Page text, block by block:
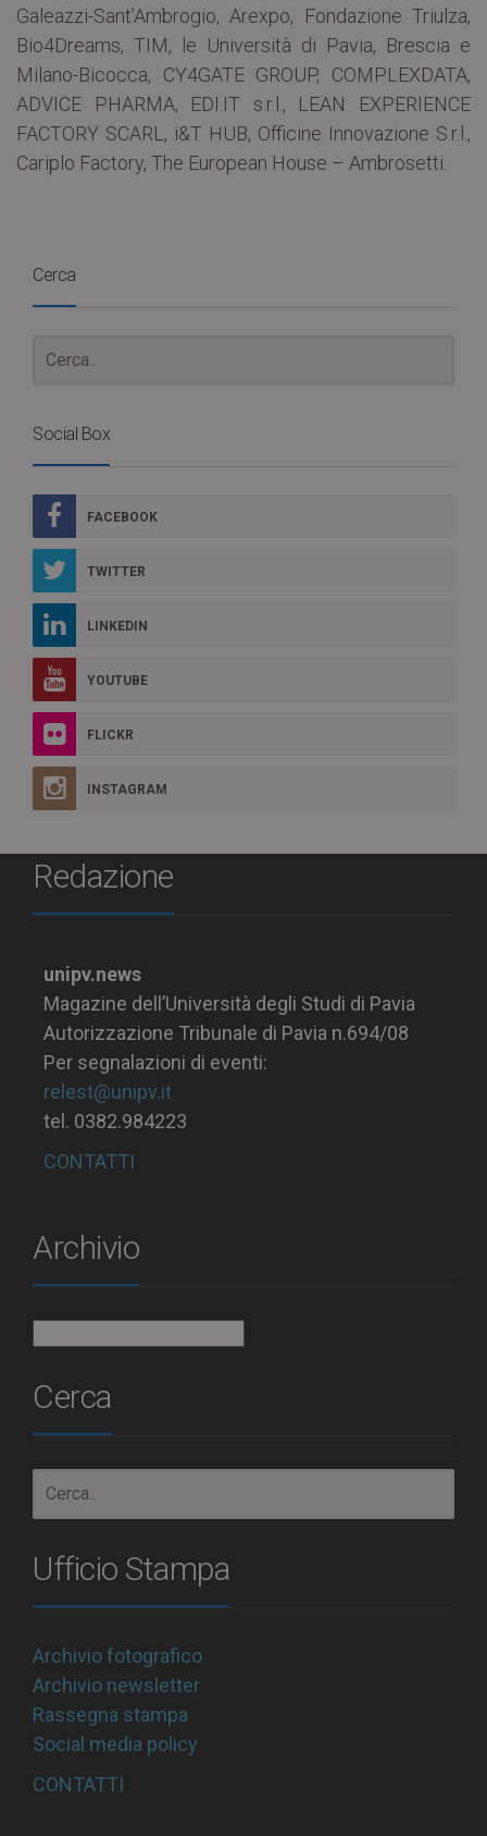
Galeazzi-Sant’Ambrogio, Arexpo, Fondazione Triulza,
Bio4Dreams, TIM, le Università di Pavia, Brescia e
Milano-Bicocca, CY4GATE GROUP, COMPLEXDATA,
ADVICE PHARMA, EDI.IT s.r.l., LEAN EXPERIENCE
FACTORY SCARL, i&T HUB, Officine Innovazione S.r.l.,
Cariplo Factory, The European House – Ambrosetti.
Cerca
Social Box
FACEBOOK
TWITTER
LINKEDIN
YOUTUBE
FLICKR
INSTAGRAM
Redazione
unipv.news
Magazine dell’Università degli Studi di Pavia
Autorizzazione Tribunale di Pavia n.694/08
Per segnalazioni di eventi:
relest@unipv.it
tel. 0382.984223
CONTATTI
Archivio
Cerca
Ufficio Stampa
Archivio fotografico
Archivio newsletter
Rassegna stampa
Social media policy
CONTATTI